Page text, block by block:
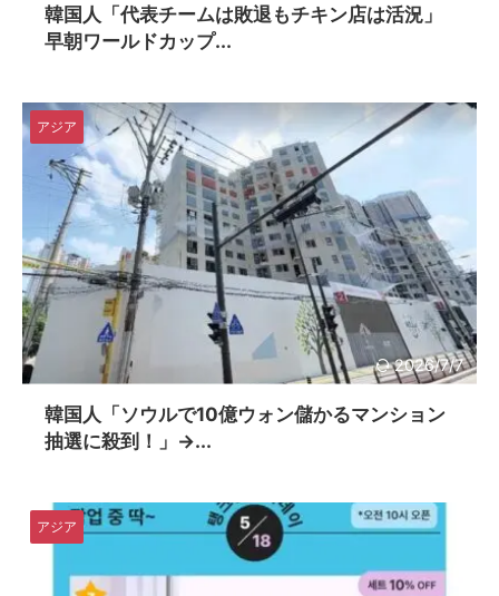
韓国人「代表チームは敗退もチキン店は活況」
早朝ワールドカップ...
2026/7/7
アジア
韓国人「ソウルで10億ウォン儲かるマンション
抽選に殺到！」→...
アジア